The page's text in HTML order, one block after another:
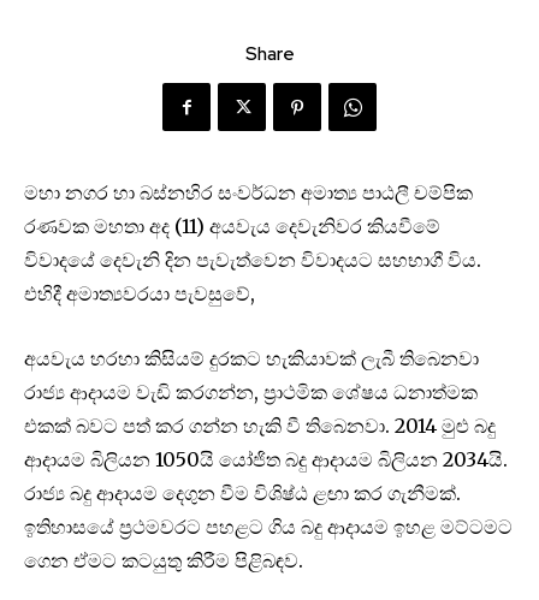
Share
මහා නගර හා බස්නහිර සංවර්ධන අමාත්‍ය පාඨලී චම්පික
රණවක මහතා අද (11) අයවැය දෙවැනිවර කියවීමේ
විවාදයේ දෙවැනි දින පැවැත්වෙන විවාදයට සහභාගී විය.
එහිදී අමාත්‍යවරයා පැවසුවේ,
අයවැය හරහා කිසියම් දුරකට හැකියාවක් ලැබී තිබෙනවා
රාජ්‍ය ආදායම වැඩි කරගන්න, ප්‍රාථමික ශේෂය ධනාත්මක
එකක් බවට පත් කර ගන්න හැකි වී තිබෙනවා. 2014 මුළු බදු
ආදායම බිලියන 1050යි යෝජිත බදු ආදායම බිලියන 2034යි.
රාජ්‍ය බදු ආදායම දෙගුන වීම විශිෂ්ඨ ළඟා කර ගැනීමක්.
ඉතිහාසයේ ප්‍රථමවරට පහළට ගිය බදු ආදායම ඉහළ මට්ටමට
ගෙන ඒමට කටයුතු කිරීම පිළිබඳව.